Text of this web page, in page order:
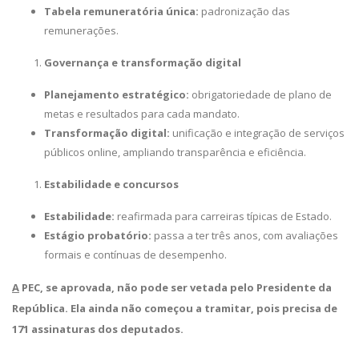
Tabela remuneratória única: padronização das
remunerações.
Governança e transformação digital
Planejamento estratégico: obrigatoriedade de plano de
metas e resultados para cada mandato.
Transformação digital: unificação e integração de serviços
públicos online, ampliando transparência e eficiência.
Estabilidade e concursos
Estabilidade: reafirmada para carreiras típicas de Estado.
Estágio probatório: passa a ter três anos, com avaliações
formais e contínuas de desempenho.
A PEC, se aprovada, não pode ser vetada pelo Presidente da
República. Ela ainda não começou a tramitar, pois precisa de
171 assinaturas dos deputados.